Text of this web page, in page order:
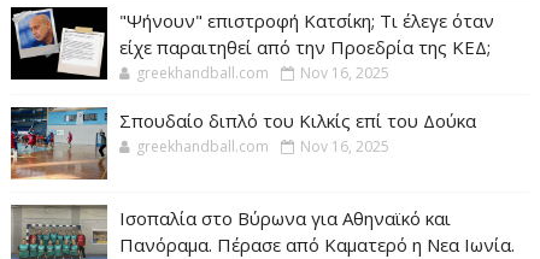
"Ψήνουν" επιστροφή Κατσίκη; Τι έλεγε όταν
είχε παραιτηθεί από την Προεδρία της ΚΕΔ;
greekhandball.com Nov 16, 2025
Σπουδαίο διπλό του Κιλκίς επί του Δούκα
greekhandball.com Nov 16, 2025
Ισοπαλία στο Βύρωνα για Αθηναϊκό και
Πανόραμα. Πέρασε από Καματερό η Νεα Ιωνία.